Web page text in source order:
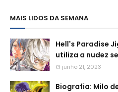
MAIS LIDOS DA SEMANA
Hell's Paradise
utiliza a nudez
junho 21, 2023
Biografia: Milo